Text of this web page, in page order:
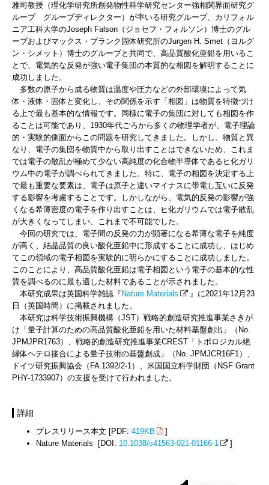
雅司教授（理化学研究所創発物性科学研究センター強相関界面研究グ
ループ グループディレクター）が率いる研究グループ、カリフォル
ニア工科大学のJoseph Falson（ジョセフ・フォルソン）博士のグル
ープおよびマックス・プランク固体研究所のJurgen H. Smet（ヨルグ
ン・シメット）博士のグループと共同で、高品質酸化亜鉛を用いるこ
とで、電気的な反発が強い電子集団の本質的な相図を解明することに
成功しました。
多数の原子から成る物質は温度や圧力などの外部環境によって気
体・液体・固体と変化し、その関係を示す「相図」は物質を特徴づけ
る上で最も基本的な情報です。同様に電子の集団に対しても相図を作
ることは可能であり、1930年代ごろから多くの物理学者が、電子理論
的・実験的側面からこの問題を研究してきました。しかし、物質と異
なり、電子の集団を物質中から取り出すことはできないため、これま
では電子の散乱が極めて少ない高純度の化合物半導体であるヒ化ガリ
ウム中の電子が調べられてきました。特に、電子の相図を決定する上
で最も重要な要素は、電子は原子と違いマイナスに帯電し互いに反発
する影響を考慮することです。しかしながら、電気的反発の影響が強
くなる希薄密度の電子を作り出すことは、ヒ化ガリウムでは電子散乱
が大きくなってしまい、これまで不可能でした。
今回の研究では、電子間の反発の力が顕著になる希薄な電子を純度
が高く、結晶品質の良い酸化亜鉛中に形成することに成功し、はじめ
てこの領域の電子相図を実験的に明らかにすることに成功しました。
このことにより、高品質酸化亜鉛は電子相図という電子の基本的な性
質を調べるのに最も適した材料であることが示されました。
本研究成果は英国科学雑誌『 Nature Materials
』に2021年12月23
日（英国時間）に掲載されました。
本研究は科学技術振興機構（JST）戦略的創造研究推進事業さきが
け「量子計算のための高品質酸化亜鉛を用いた材料基盤創出」（No.
JPMJPR1763）、戦略的創造研究推進事業CREST「トポロジカル絶
縁体ヘテロ接合による量子技術の基盤創成」（No. JPMJCR16F1）、
ドイツ研究振興協会（FA 1392/2-1）、米国国立科学財団（NSF Grant
PHY-1733907）の支援を受けて行われました。
詳細
プレスリリース本文 [PDF: 419KB
]
Nature Materials [DOI: 10.1038/s41563-021-01166-1 ]